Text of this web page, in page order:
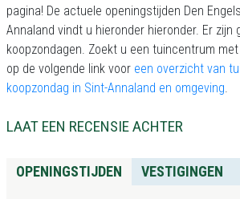
pagina! De actuele openingstijden Den
Annaland vindt u hieronder hieronder. Er zijn
koopzondagen. Zoekt u een tuincentrum
op de volgende link voor een overzicht van
koopzondag in Sint-Annaland en omgeving.
LAAT EEN RECENSIE ACHTER
OPENINGSTIJDEN VESTIGINGEN